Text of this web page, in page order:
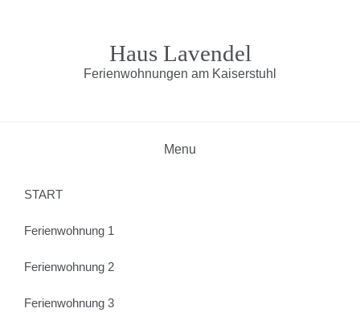
Haus Lavendel
Ferienwohnungen am Kaiserstuhl
Menu
START
Ferienwohnung 1
Ferienwohnung 2
Ferienwohnung 3